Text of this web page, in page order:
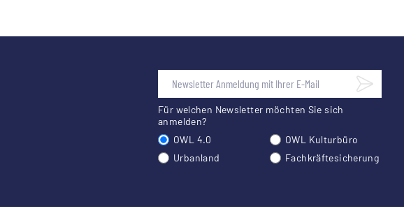
Für welchen Newsletter möchten Sie sich
anmelden?
OWL 4.0
OWL Kulturbüro
Urbanland
Fachkräftesicherung